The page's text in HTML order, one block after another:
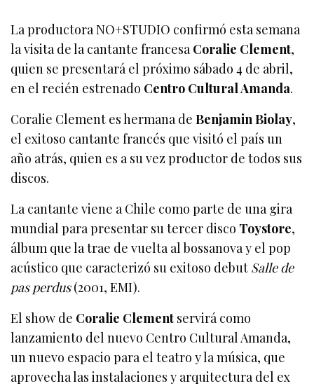
La productora NO+STUDIO confirmó esta semana
la visita de la cantante francesaCoralie Clement,
quien se presentará el próximo sábado 4 de abril,
en el recién estrenado Centro Cultural Amanda.
Coralie Clement es hermana deBenjamin Biolay,
el exitoso cantante francés que visitó el país un
año atrás, quien es a su vez productor de todos sus
discos.
La cantante viene a Chile como parte de una gira
mundial para presentar su tercer disco Toystore,
álbum que la trae de vuelta al bossanova y el pop
acústico que caracterizó su exitoso debut Salle de
pas perdus(2001, EMI).
El show de Coralie Clement servirá como
lanzamiento del nuevo Centro Cultural Amanda,
un nuevo espacio para el teatro y la música, que
aprovecha las instalaciones y arquitectura del ex